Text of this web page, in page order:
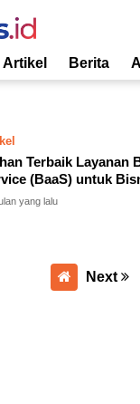
Artikel Berita AI
Terbaik Layanan
(BaaS) untuk
yang lalu
Next